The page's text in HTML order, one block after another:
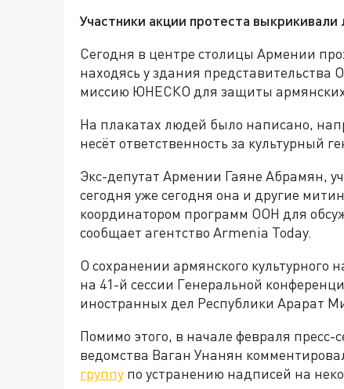
Участники акции протеста
Сегодня в центре столицы Армении
находясь у здания
миссию ЮНЕСКО для защиты
На плакатах людей было написано,
несёт ответственность за культурный
Экс-депутат Армении Гаяне Абрамян,
сегодня уже сегодня она и другие
координатором программ ООН для
сообщает агентство Armenia Today.
О сохранении армянского культурного
на 41-й сессии Генеральной
иностранных дел Республики Арарат
Помимо этого, в начале февраля пресс-
ведомства Ваган Унанян
группу по устранению надписей на